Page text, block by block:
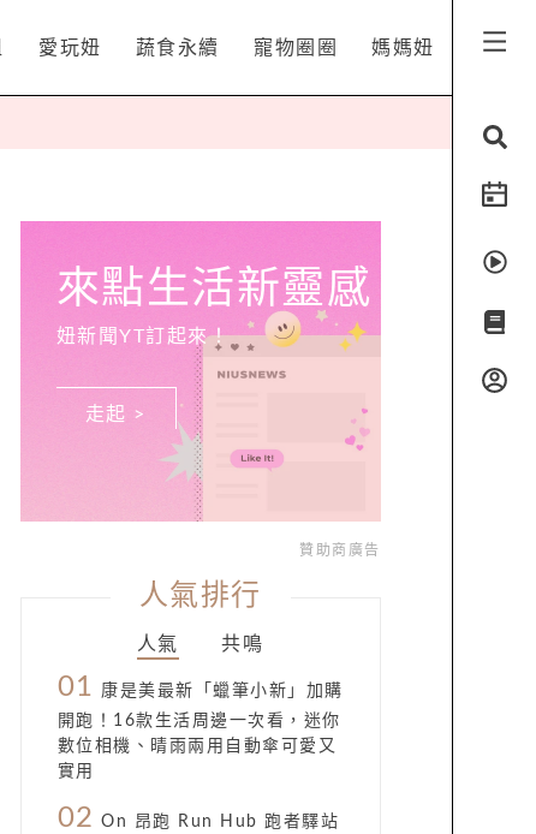
愛玩妞 蔬食永續 寵物圈圈 媽媽妞
來點生活新靈感
妞新聞YT訂起來！
走起 >
贊助商廣告
人氣排行
人氣 共鳴
01
康是美最新「蠟筆小新」加購
開跑！16款生活周邊一次看，迷你
數位相機、晴雨兩用自動傘可愛又
實用
02 On 昂跑 Run Hub 跑者驛站